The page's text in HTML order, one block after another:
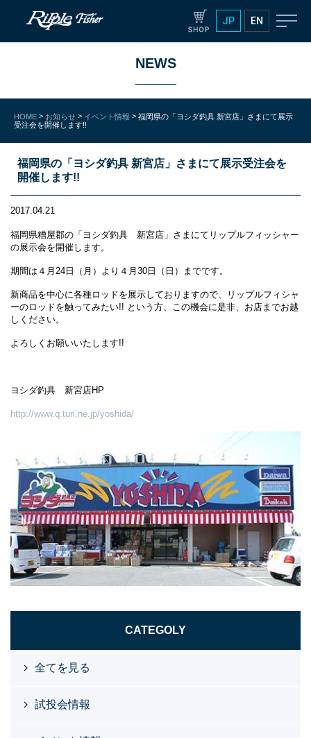
JP EN
NEWS
HOME > お知らせ > イベント情報 > 福岡県の「ヨシダ釣具 新宮店」さまにて展示
受注会を開催します!!
福岡県の「ヨシダ釣具 新宮店」さまにて展示受注会を
開催します!!
2017.04.21
福岡県糟屋郡の「ヨシダ釣具 新宮店」さまにてリップルフィッシャー
の展示会を開催します。
期間は４月24日（月）より４月30日（日）までです。
新商品を中心に各種ロッドを展示しておりますので、リップルフィシャ
ーのロッドを触ってみたい!! という方、この機会に是非、お店までお越
しください。
よろしくお願いいたします!!
ヨシダ釣具 新宮店HP
http://www.q.turi.ne.jp/yoshida/
CATEGOLY
全てを見る
試投会情報